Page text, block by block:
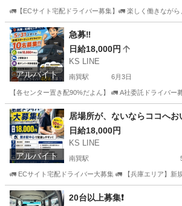
🚛【ECサイト宅配ドライバー募集】🚛 楽しく働きなが
大阪 大阪市 南巽駅
アルバイト
急募‼️
日給18,000円
KS LINE
南巽駅 6月3日
【各センター置き配90%だよん】 🚛 A社委託ドライバ
大阪 大阪市 南巽駅 ドライバー 置き配
アルバイト
居場所が、ないならココへお
日給18,000円
KS LINE
南巽駅
🚛 ECサイト宅配ドライバー大募集 🚛 【兵庫エリア】新
大阪 大阪市 南巽駅 物流
20台以上募集❗️